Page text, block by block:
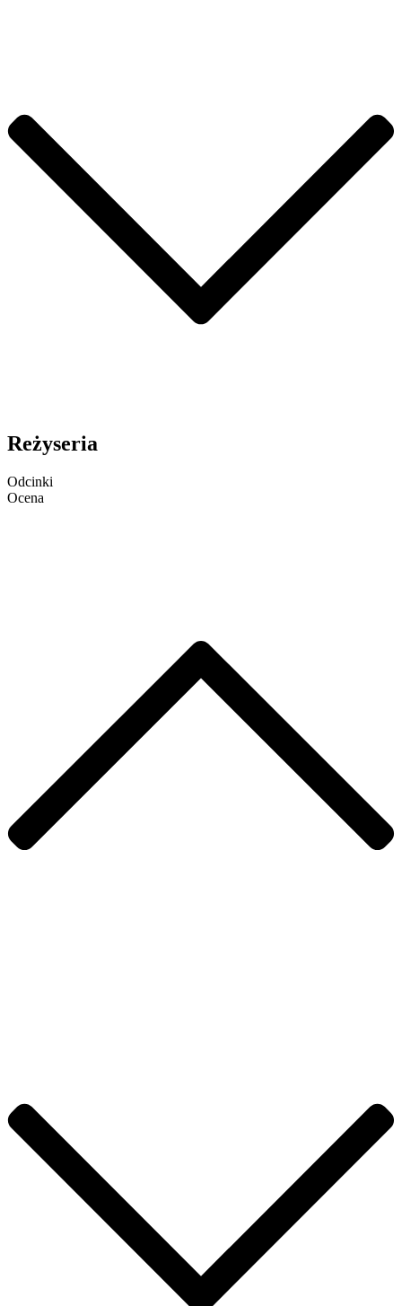
Reżyseria
Odcinki
Ocena